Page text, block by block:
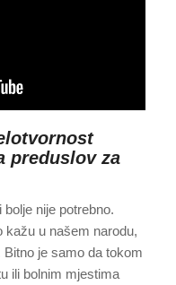
preduslov za
nije potrebno.
kažu u našem narodu,
Bitno je samo da tokom
ili bolnim mjestima